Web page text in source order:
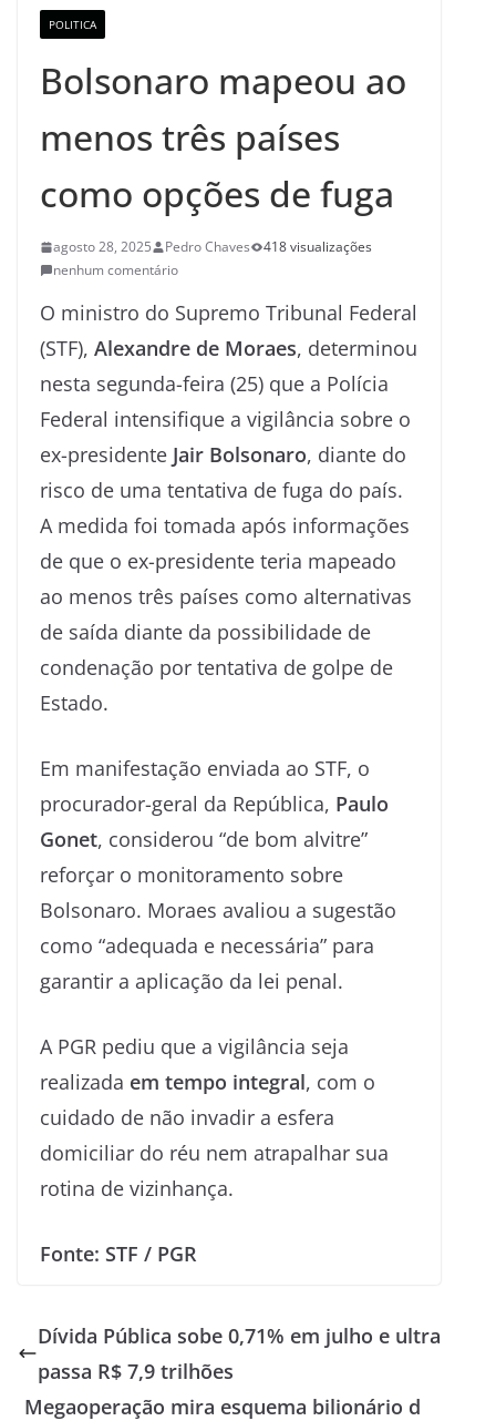
POLITICA
Bolsonaro mapeou ao
menos três países
como opções de fuga
agosto 28, 2025 Pedro Chaves
418 visualizações
nenhum comentário
O ministro do Supremo Tribunal Federal
(STF), Alexandre de Moraes, determinou
nesta segunda-feira (25) que a Polícia
Federal intensifique a vigilância sobre o
ex-presidente Jair Bolsonaro, diante do
risco de uma tentativa de fuga do país.
A medida foi tomada após informações
de que o ex-presidente teria mapeado
ao menos três países como alternativas
de saída diante da possibilidade de
condenação por tentativa de golpe de
Estado.
Em manifestação enviada ao STF, o
procurador-geral da República, Paulo
Gonet, considerou “de bom alvitre”
reforçar o monitoramento sobre
Bolsonaro. Moraes avaliou a sugestão
como “adequada e necessária” para
garantir a aplicação da lei penal.
A PGR pediu que a vigilância seja
realizada em tempo integral, com o
cuidado de não invadir a esfera
domiciliar do réu nem atrapalhar sua
rotina de vizinhança.
Fonte: STF / PGR
Dívida Pública sobe 0,71% em julho e ultra
passa R$ 7,9 trilhões
Megaoperação mira esquema bilionário d